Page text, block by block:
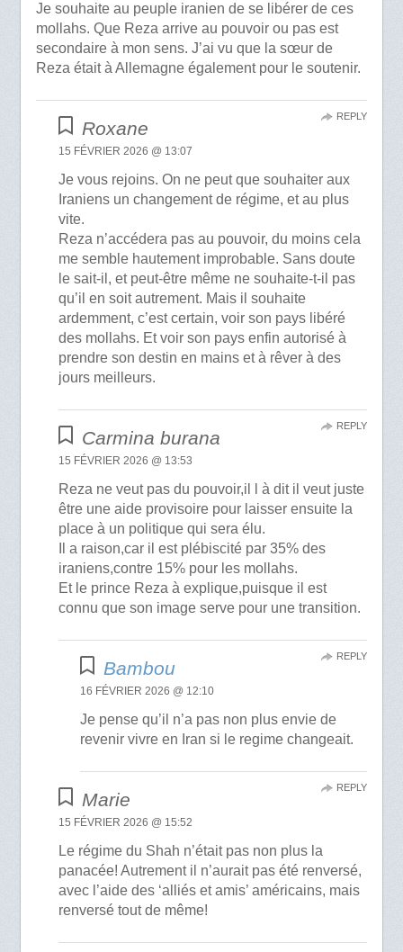
Je souhaite au peuple iranien de se libérer de ces
mollahs. Que Reza arrive au pouvoir ou pas est
secondaire à mon sens. J’ai vu que la sœur de
Reza était à Allemagne également pour le soutenir.
Roxane
15 FÉVRIER 2026 @ 13:07
Je vous rejoins. On ne peut que souhaiter aux
Iraniens un changement de régime, et au plus
vite.
Reza n’accédera pas au pouvoir, du moins cela
me semble hautement improbable. Sans doute
le sait-il, et peut-être même ne souhaite-t-il pas
qu’il en soit autrement. Mais il souhaite
ardemment, c’est certain, voir son pays libéré
des mollahs. Et voir son pays enfin autorisé à
prendre son destin en mains et à rêver à des
jours meilleurs.
REPLY
Carmina burana
15 FÉVRIER 2026 @ 13:53
Reza ne veut pas du pouvoir,il l à dit il veut juste
être une aide provisoire pour laisser ensuite la
place à un politique qui sera élu.
Il a raison,car il est plébiscité par 35% des
iraniens,contre 15% pour les mollahs.
Et le prince Reza à explique,puisque il est
connu que son image serve pour une transition.
REPLY
Bambou
16 FÉVRIER 2026 @ 12:10
Je pense qu’il n’a pas non plus envie de
revenir vivre en Iran si le regime changeait.
REPLY
Marie
15 FÉVRIER 2026 @ 15:52
Le régime du Shah n’était pas non plus la
panacée! Autrement il n’aurait pas été renversé,
avec l’aide des ‘alliés et amis’ américains, mais
renversé tout de même!
REPLY